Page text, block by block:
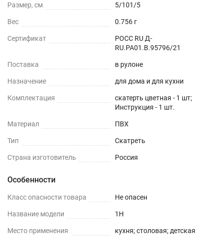
Размер, см 5/101/5
Вес 0.756 г
Сертификат
РОСС RU Д-
RU.РА01.В.95796/21
Поставка в рулоне
Назначение для дома и для кухни
Комплектация
скатерть цветная - 1 шт;
Инструкция - 1 шт.
Материал ПВХ
Тип Скатреть
Страна изготовитель Россия
Особенности
Класс опасности товара Не опасен
Название модели 1H
Место применения кухня; столовая; детская